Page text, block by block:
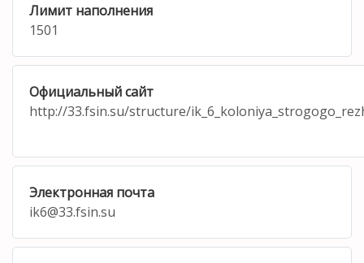
Лимит наполнения
1501
Официальный сайт
http://33.fsin.su/structure/
Электронная почта
ik6@33.fsin.su